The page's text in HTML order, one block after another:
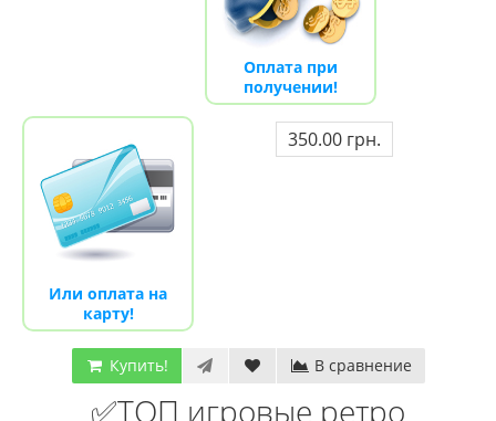
Оплата при
получении!
Или оплата на
карту!
350.00 грн.
Купить! В сравнение
✅ТОП игровые ретро